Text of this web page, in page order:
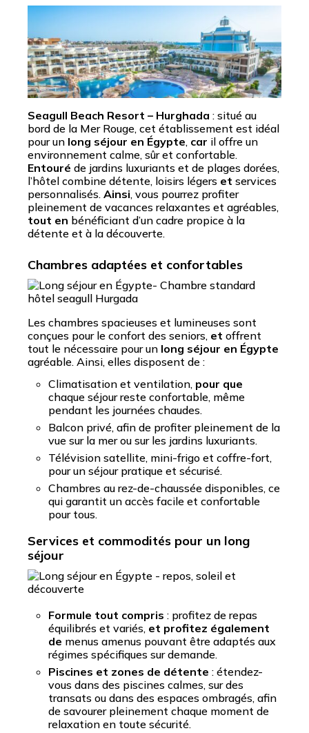
Seagull Beach Resort – Hurghada : situé au
bord de la Mer Rouge, cet établissement est idéal
pour un long séjour en Égypte, car il offre un
environnement calme, sûr et confortable.
Entouré de jardins luxuriants et de plages dorées,
l’hôtel combine détente, loisirs légers et services
personnalisés. Ainsi, vous pourrez profiter
pleinement de vacances relaxantes et agréables,
tout en bénéficiant d’un cadre propice à la
détente et à la découverte.
Chambres adaptées et confortables
Les chambres spacieuses et lumineuses sont
conçues pour le confort des seniors, et offrent
tout le nécessaire pour un long séjour en Égypte
agréable. Ainsi, elles disposent de :
Climatisation et ventilation, pour que
chaque séjour reste confortable, même
pendant les journées chaudes.
Balcon privé, afin de profiter pleinement de la
vue sur la mer ou sur les jardins luxuriants.
Télévision satellite, mini-frigo et coffre-fort,
pour un séjour pratique et sécurisé.
Chambres au rez-de-chaussée disponibles, ce
qui garantit un accès facile et confortable
pour tous.
Services et commodités pour un long
séjour
Formule tout compris : profitez de repas
équilibrés et variés, et profitez également
de menus amenus pouvant être adaptés aux
régimes spécifiques sur demande.
Piscines et zones de détente : étendez-
vous dans des piscines calmes, sur des
transats ou dans des espaces ombragés, afin
de savourer pleinement chaque moment de
relaxation en toute sécurité.